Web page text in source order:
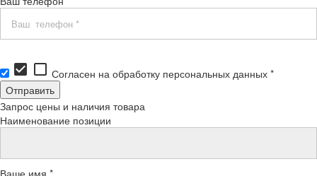
check_box check_box_outline_blank Согласен на обработку персональных данных *
Запрос цены и наличия товара
Наименование позиции
Ваше имя *